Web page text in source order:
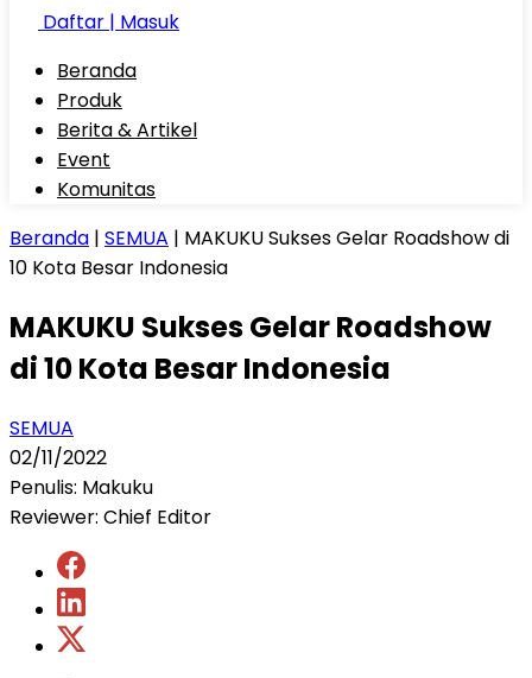
Daftar | Masuk
Beranda
Produk
Berita & Artikel
Event
Komunitas
Beranda | SEMUA | MAKUKU Sukses Gelar Roadshow di
10 Kota Besar Indonesia
MAKUKU Sukses Gelar Roadshow
di 10 Kota Besar Indonesia
SEMUA
02/11/2022
Penulis: Makuku
Reviewer: Chief Editor